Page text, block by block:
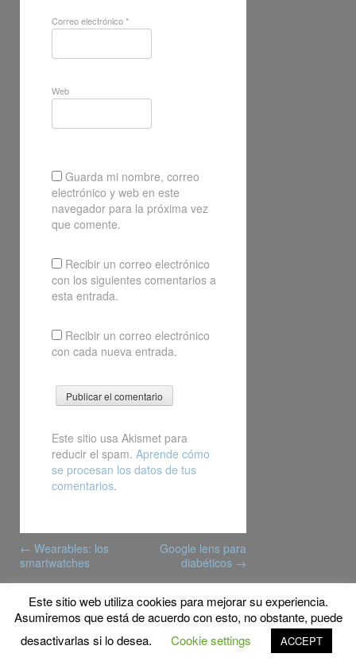
Correo electrónico*
Web
Guarda mi nombre, correo
electrónico y web en este
navegador para la próxima vez
que comente.
Recibir un correo electrónico
con los siguientes comentarios a
esta entrada.
Recibir un correo electrónico
con cada nueva entrada.
Este sitio usa Akismet para
reducir el spam. Aprende cómo
se procesan los datos de tus
comentarios.
navigation
← Wearables: los
smartwatches
Google lens para
diabéticos →
© Copyright 2014 MyFPschool
Proudly powered by WordPress
Theme: Gridster by
ThemeFurnace.
Este sitio web utiliza cookies para mejorar su experiencia.
Asumiremos que está de acuerdo con esto, no obstante, puede
desactivarlas si lo desea.
Cookie settings ACCEPT